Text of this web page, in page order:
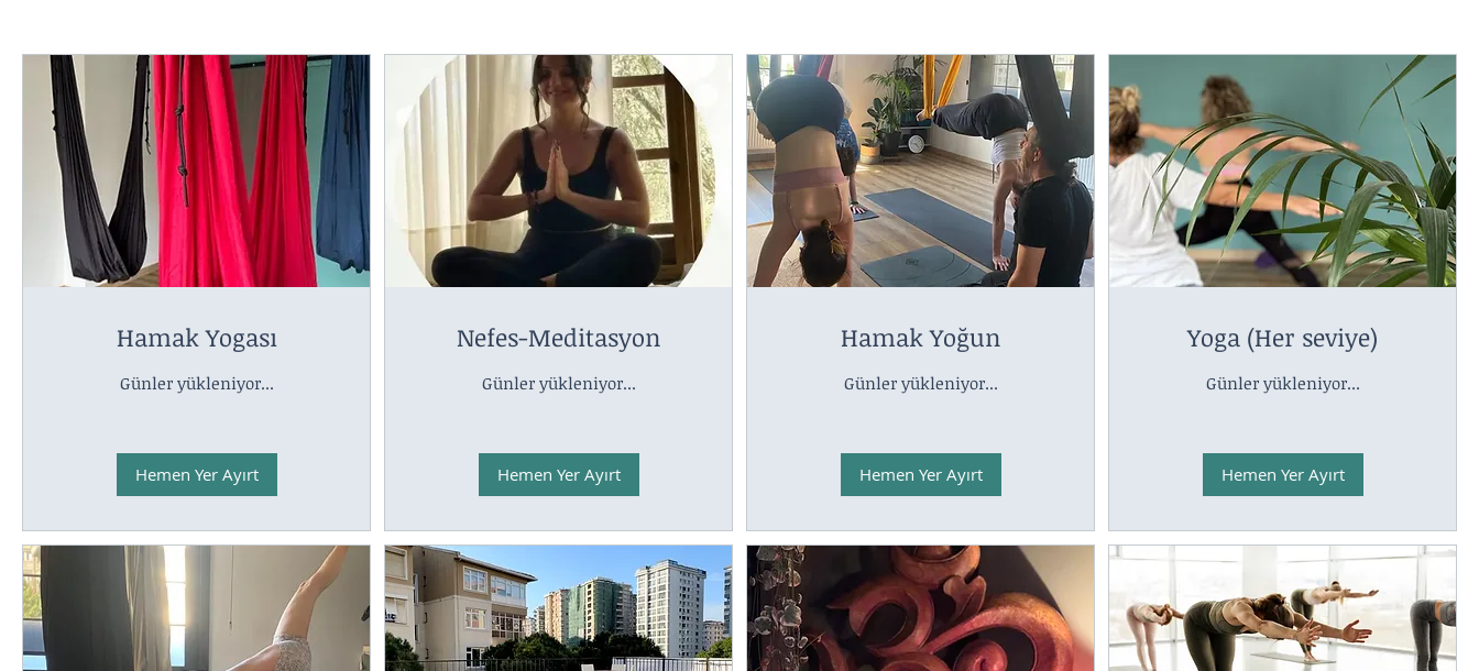
Hamak Yogası
Günler yükleniyor...
Hemen Yer Ayırt
Nefes-Meditasyon
Günler yükleniyor...
Hemen Yer Ayırt
Hamak Yoğun
Günler yükleniyor...
Hemen Yer Ayırt
Yoga (Her seviye)
Günler yükleniyor...
Hemen Yer Ayırt